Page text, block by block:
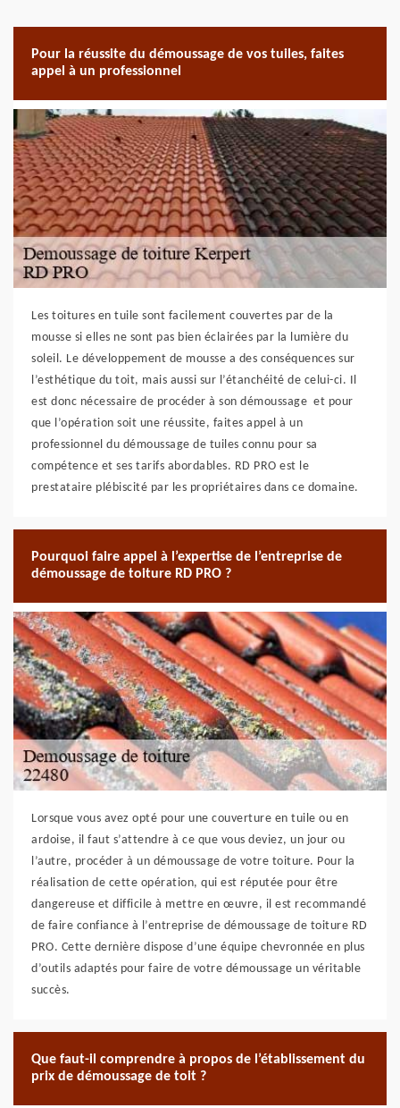
Pour la réussite du démoussage de vos tuiles, faites
appel à un professionnel
Les toitures en tuile sont facilement couvertes par de la
mousse si elles ne sont pas bien éclairées par la lumière du
soleil. Le développement de mousse a des conséquences sur
l’esthétique du toit, mais aussi sur l’étanchéité de celui-ci. Il
est donc nécessaire de procéder à son démoussage et pour
que l’opération soit une réussite, faites appel à un
professionnel du démoussage de tuiles connu pour sa
compétence et ses tarifs abordables. RD PRO est le
prestataire plébiscité par les propriétaires dans ce domaine.
Pourquoi faire appel à l’expertise de l’entreprise de
démoussage de toiture RD PRO ?
Lorsque vous avez opté pour une couverture en tuile ou en
ardoise, il faut s’attendre à ce que vous deviez, un jour ou
l’autre, procéder à un démoussage de votre toiture. Pour la
réalisation de cette opération, qui est réputée pour être
dangereuse et difficile à mettre en œuvre, il est recommandé
de faire confiance à l’entreprise de démoussage de toiture RD
PRO. Cette dernière dispose d’une équipe chevronnée en plus
d’outils adaptés pour faire de votre démoussage un véritable
succès.
Que faut-il comprendre à propos de l’établissement du
prix de démoussage de toit ?